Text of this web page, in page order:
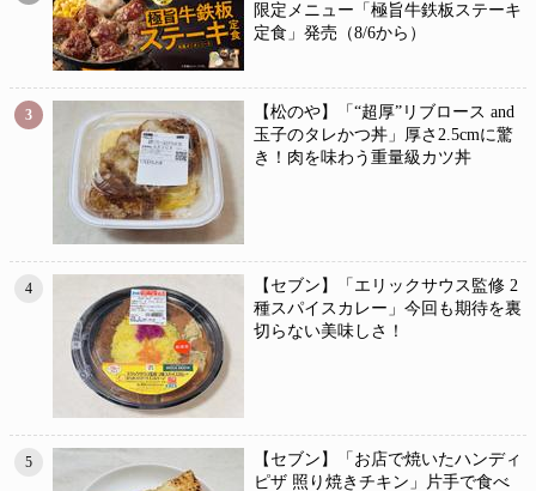
限定メニュー「極旨牛鉄板ステーキ
定食」発売（8/6から）
3
【松のや】「“超厚”リブロース and
玉子のタレかつ丼」厚さ2.5cmに驚
き！肉を味わう重量級カツ丼
4
【セブン】「エリックサウス監修 2
種スパイスカレー」今回も期待を裏
切らない美味しさ！
5
【セブン】「お店で焼いたハンディ
ピザ 照り焼きチキン」片手で食べ